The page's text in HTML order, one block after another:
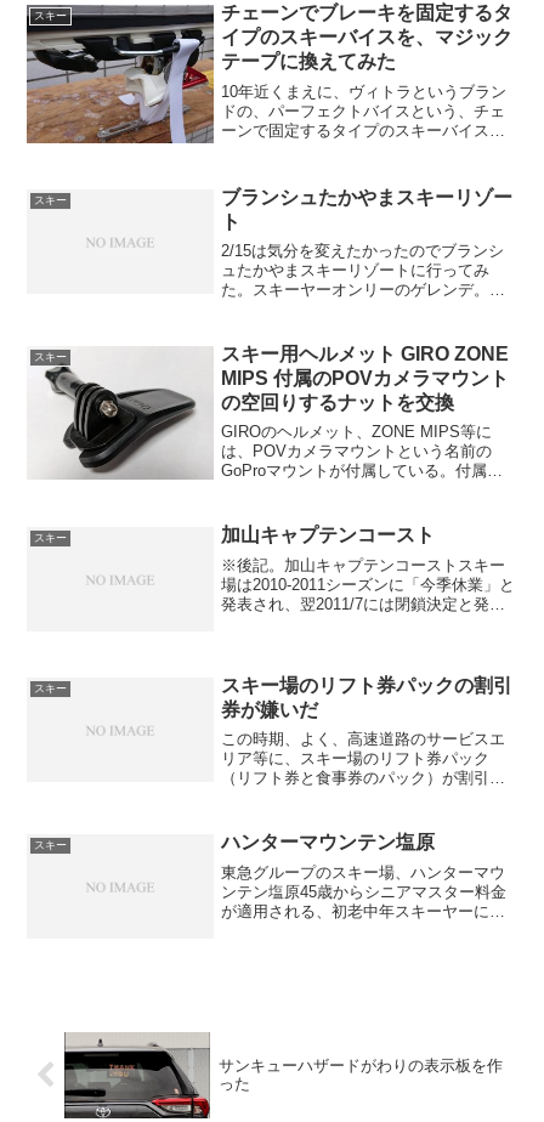
スキー
チェーンでブレーキを固定するタ
イプのスキーバイスを、マジック
テープに換えてみた
10年近くまえに、ヴィトラというブラン
ドの、パーフェクトバイスという、チェ
ーンで固定するタイプのスキーバイスを
て引っ張り、チェーンのコマをバイスセ
ンターに引っ掛けて、板...
スキー
ブランシュたかやまスキーリゾー
ト
2/15は気分を変えたかったのでブランシ
ュたかやまスキーリゾートに行ってみ
た。スキーヤーオンリーのゲレンデ。ち
日？）、子ども連れで賑わっていまし
た。失敗したのが、よく調べ...
スキー
スキー用ヘルメット GIRO ZONE
MIPS 付属のPOVカメラマウント
の空回りするナットを交換
GIROのヘルメット、ZONE MIPS等に
は、POVカメラマウントという名前の
GoProマウントが付属している。付属し
し込んだだけになっている。ボルトを締
め込んでいく...
スキー 加山キャプテンコースト
※後記。加山キャプテンコーストスキー
場は2010-2011シーズンに「今季休業」と
発表され、翌2011/7には閉鎖決定と発表
20℃...
スキー
スキー場のリフト券パックの割引
券が嫌いだ
この時期、よく、高速道路のサービスエ
リア等に、スキー場のリフト券パック
（リフト券と食事券のパック）が割引に
ると、プリントアウトする式の、同じ割
引率の割引券が置いてあるの...
スキー ハンターマウンテン塩原
東急グループのスキー場、ハンターマウ
ンテン塩原45歳からシニアマスター料金
が適用される、初老中年スキーヤーには
サンキューハザードがわりの表示板を作
った